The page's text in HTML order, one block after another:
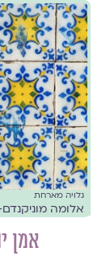
גלויה מארחת
אלומה
אמן